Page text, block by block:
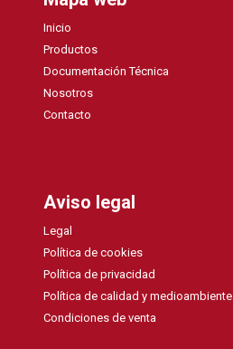
Inicio
Productos
Documentación Técnica
Nosotros
Contacto
Aviso legal
Legal
Política de cookies
Política de privacidad
Política de calidad y medioambiente
Condiciones de venta